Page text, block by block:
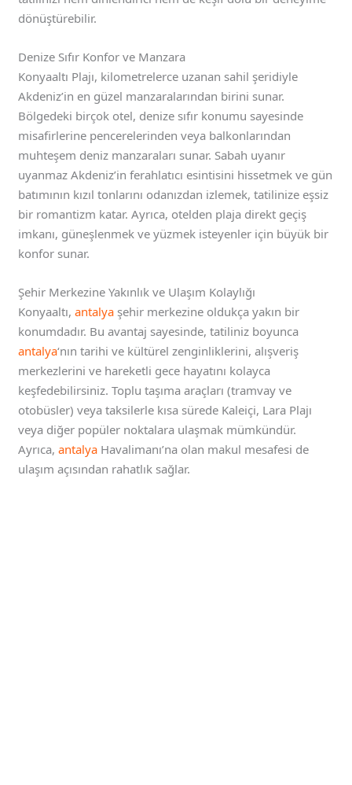
dönüştürebilir.
Denize Sıfır Konfor ve Manzara
Konyaaltı Plajı, kilometrelerce uzanan sahil şeridiyle
Akdeniz’in en güzel manzaralarından birini sunar.
Bölgedeki birçok otel, denize sıfır konumu sayesinde
misafirlerine pencerelerinden veya balkonlarından
muhteşem deniz manzaraları sunar. Sabah uyanır
uyanmaz Akdeniz’in ferahlatıcı esintisini hissetmek ve gün
batımının kızıl tonlarını odanızdan izlemek, tatilinize eşsiz
bir romantizm katar. Ayrıca, otelden plaja direkt geçiş
imkanı, güneşlenmek ve yüzmek isteyenler için büyük bir
konfor sunar.
Şehir Merkezine Yakınlık ve Ulaşım Kolaylığı
Konyaaltı,antalya şehir merkezine oldukça yakın bir
konumdadır. Bu avantaj sayesinde, tatiliniz boyunca
antalya‘nın tarihi ve kültürel zenginliklerini, alışveriş
merkezlerini ve hareketli gece hayatını kolayca
keşfedebilirsiniz. Toplu taşıma araçları (tramvay ve
otobüsler) veya taksilerle kısa sürede Kaleiçi, Lara Plajı
veya diğer popüler noktalara ulaşmak mümkündür.
Ayrıca,antalya Havalimanı’na olan makul mesafesi de
ulaşım açısından rahatlık sağlar.